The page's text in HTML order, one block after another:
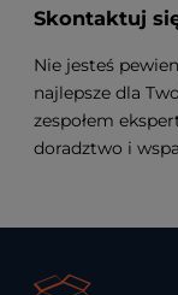
Skontaktuj
Nie jesteś
najlepsze dla
zespołem
doradztwo i